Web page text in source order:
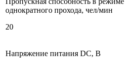
однократного прохода, чел/мин
20
Напряжение питания DC, В